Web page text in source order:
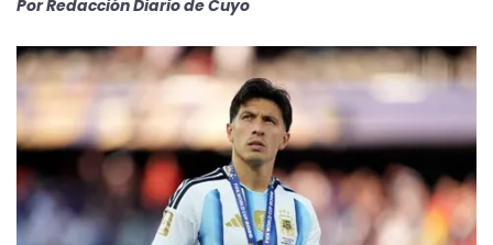
PorRedacción Diario de Cuyo